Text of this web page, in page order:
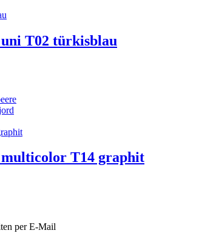
T02 türkisblau
multicolor T14 graphit
per E-Mail